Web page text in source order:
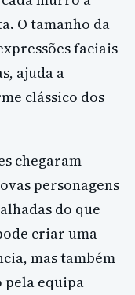
O tamanho da
faciais
ajuda a
clássico dos
chegaram
personagens
do que
criar uma
mas também
pela equipa